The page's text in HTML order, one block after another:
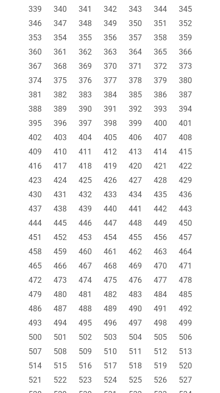
339
340 341 342 343 344
345
346
347 348 349 350 351
352
353
354 355 356 357 358
359
360
361 362 363 364 365
366
367
368 369 370 371 372
373
374
375 376 377 378 379
380
381
382 383 384 385 386
387
388
389 390 391 392 393
394
395
396 397 398 399 400
401
402
403 404 405 406 407
408
409
410 411 412 413 414
415
416
417 418 419 420 421
422
423
424 425 426 427 428
429
430
431 432 433 434 435
436
437
438 439 440 441 442
443
444
445 446 447 448 449
450
451
452 453 454 455 456
457
458
459 460 461 462 463
464
465
466 467 468 469 470
471
472
473 474 475 476 477
478
479
480 481 482 483 484
485
486
487 488 489 490 491
492
493
494 495 496 497 498
499
500
501 502 503 504 505
506
507
508 509 510 511 512
513
514
515 516 517 518 519
520
521
522 523 524 525 526
527